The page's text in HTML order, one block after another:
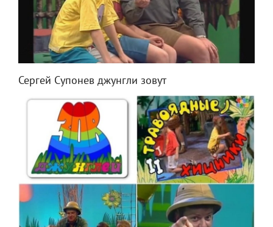
Сергей Супонев джунгли зовут